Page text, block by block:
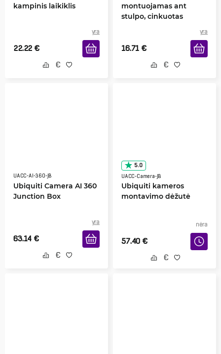
kampinis laikiklis
yra
22.22 €
montuojamas ant
stulpo, cinkuotas
yra
16.71 €
UACC-AI-360-JB
Ubiquiti Camera AI 360
Junction Box
yra
63.14 €
5.0
UACC-Camera-JB
Ubiquiti kameros
montavimo dėžutė
nėra
57.40 €